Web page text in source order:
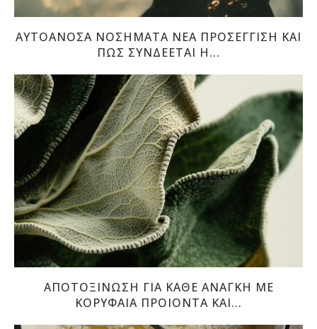
ΑΥΤΟΆΝΟΣΑ ΝΟΣΉΜΑΤΑ ΝΈΑ ΠΡΟΣΈΓΓΙΣΗ ΚΑΙ
ΠΏΣ ΣΥΝΔΈΕΤΑΙ Η...
ΑΠΟΤΟΞΙΝΩΣΗ ΓΙΑ ΚΑΘΕ ΑΝΑΓΚΗ ΜΕ
ΚΟΡΥΦΑΙΑ ΠΡΟΙΟΝΤΑ ΚΑΙ...